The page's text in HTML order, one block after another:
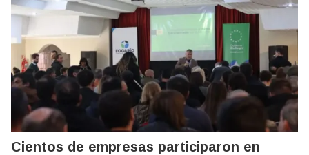
Cientos de empresas participaron en